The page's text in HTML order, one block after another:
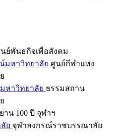
ย์พันธกิจเพื่อสังคม
มหาวิทยาลัย ศูนย์กีฬาแห่ง
หาวิทยาลัย ธรรมสถาน
าน 100 ปี จุฬาฯ
ย จุฬาลงกรณ์ราชบรรณาลัย